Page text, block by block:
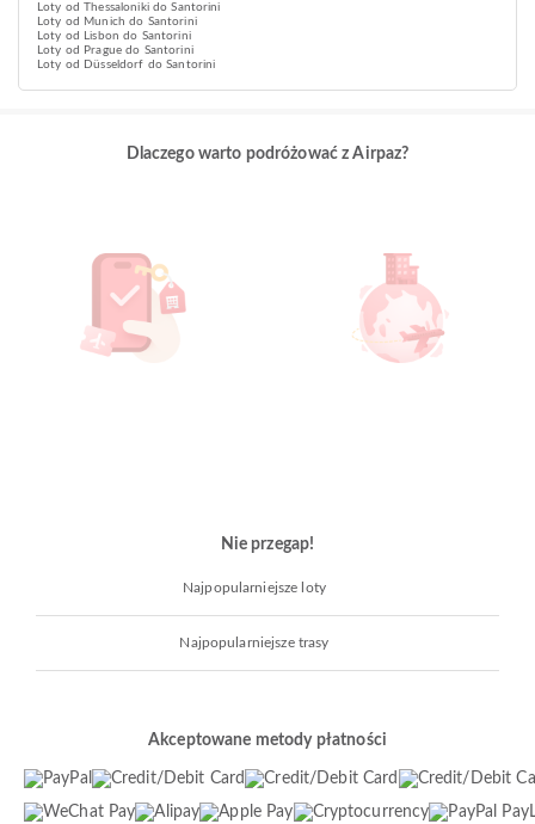
Loty od Thessaloniki do Santorini
Loty od Munich do Santorini
Loty od Lisbon do Santorini
Loty od Prague do Santorini
Loty od Düsseldorf do Santorini
Dlaczego warto podróżować z Airpaz?
Nie przegap!
Najpopularniejsze loty
Najpopularniejsze trasy
Akceptowane metody płatności